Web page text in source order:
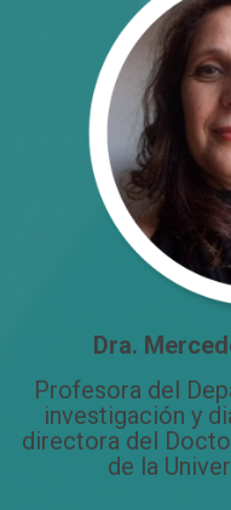
Dra.
Profesora del
investigación y
directora del
de la